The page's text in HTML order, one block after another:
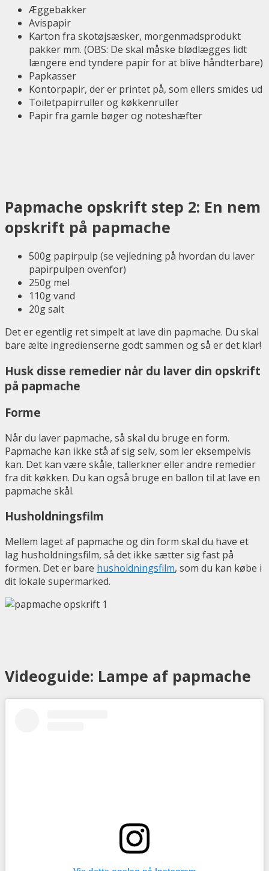
Æggebakker
Avispapir
Karton fra skotøjsæsker, morgenmadsprodukt
pakker mm. (OBS: De skal måske blødlægges lidt
længere end tyndere papir for at blive håndterbare)
Papkasser
Kontorpapir, der er printet på, som ellers smides ud
Toiletpapirruller og køkkenruller
Papir fra gamle bøger og noteshæfter
Papmache opskrift step 2: En nem
opskrift på papmache
500g papirpulp (se vejledning på hvordan du laver
papirpulpen ovenfor)
250g mel
110g vand
20g salt
Det er egentlig ret simpelt at lave din papmache. Du skal
bare ælte ingredienserne godt sammen og så er det klar!
Husk disse remedier når du laver din opskrift
på papmache
Forme
Når du laver papmache, så skal du bruge en form.
Papmache kan ikke stå af sig selv, som ler eksempelvis
kan. Det kan være skåle, tallerkner eller andre remedier
fra dit køkken. Du kan også bruge en ballon til at lave en
papmache skål.
Husholdningsfilm
Mellem laget af papmache og din form skal du have et
lag husholdningsfilm, så det ikke sætter sig fast på
formen. Det er bare husholdningsfilm, som du kan købe i
dit lokale supermarked.
Videoguide: Lampe af papmache